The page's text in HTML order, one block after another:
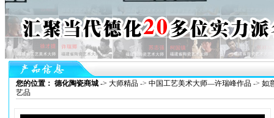
您的位置： 德化陶瓷商城 -> 大师精品 -> 中国工艺美术大师—许瑞峰作品 -> 如
艺品